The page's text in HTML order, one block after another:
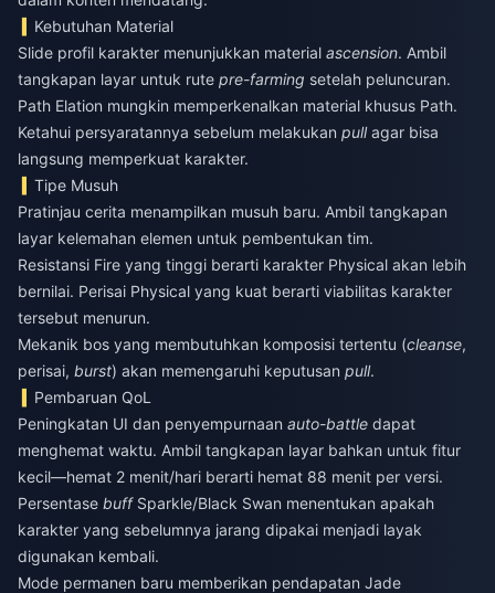
Kebutuhan Material
Slide profil karakter menunjukkan material ascension. Ambil
tangkapan layar untuk rute pre-farming setelah peluncuran.
Path Elation mungkin memperkenalkan material khusus Path.
Ketahui persyaratannya sebelum melakukan pullagar bisa
langsung memperkuat karakter.
Tipe Musuh
Pratinjau cerita menampilkan musuh baru. Ambil tangkapan
layar kelemahan elemen untuk pembentukan tim.
Resistansi Fire yang tinggi berarti karakter Physical akan lebih
bernilai. Perisai Physical yang kuat berarti viabilitas karakter
tersebut menurun.
Mekanik bos yang membutuhkan komposisi tertentu (cleanse,
perisai, burst) akan memengaruhi keputusan pull.
Pembaruan QoL
Peningkatan UI dan penyempurnaan auto-battle dapat
menghemat waktu. Ambil tangkapan layar bahkan untuk fitur
kecil—hemat 2 menit/hari berarti hemat 88 menit per versi.
Persentase buffSparkle/Black Swan menentukan apakah
karakter yang sebelumnya jarang dipakai menjadi layak
digunakan kembali.
Mode permanen baru memberikan pendapatan Jade